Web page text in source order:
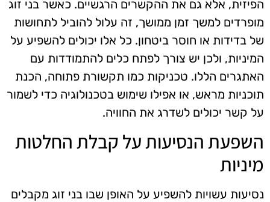
הפיזית, אלא גם את ההקשרים הרגשיים. כאשר בני זוג
מופרדים למשך זמן ממושך, זה עלול להוביל לתחושות
של בדידות או חוסר ביטחון. כל אלו יכולים להשפיע על
המיניות, ולכן יש צורך לפתח כלים להתמודדות עם
האתגרים הללו. טכניקות כמו תקשורת פתוחה, הכנת
תוכניות מראש, או אפילו שימוש בטכנולוגיה כדי לשמור
על קשר יכולים לשדרג את החוויה.
השפעת הנסיעות על קבלת החלטות
מיניות
נסיעות עשויות להשפיע על האופן שבו בני זוג מקבלים